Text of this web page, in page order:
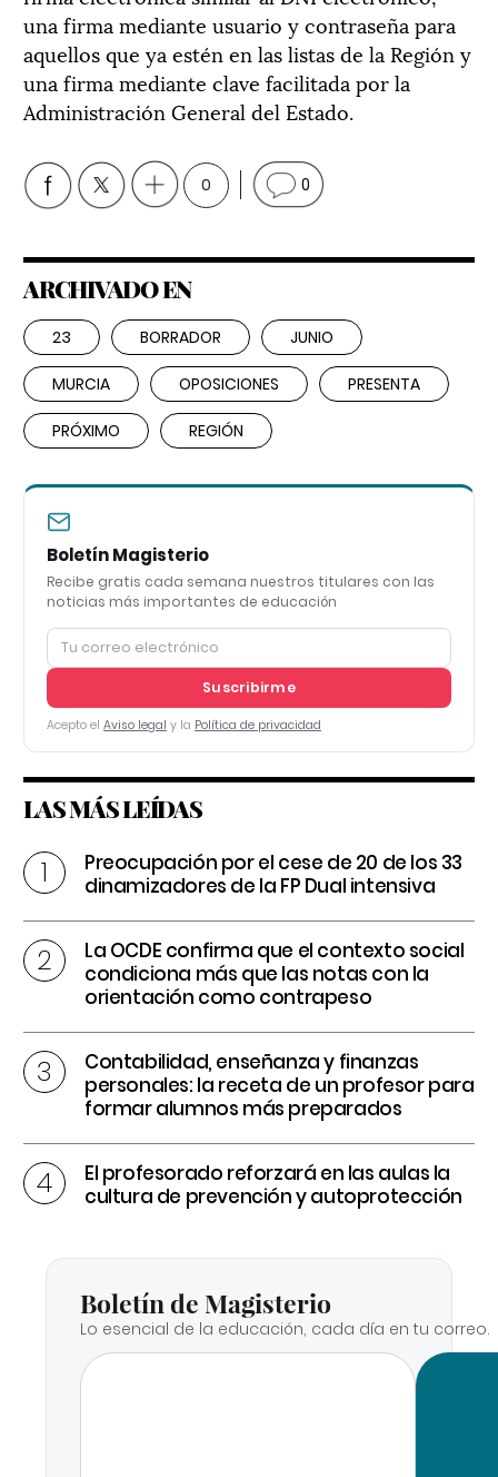
una firma mediante usuario y contraseña para
aquellos que ya estén en las listas de la Región y
una firma mediante clave facilitada por la
Administración General del Estado.
0 0
ARCHIVADO EN
23 BORRADOR JUNIO
MURCIA OPOSICIONES PRESENTA
PRÓXIMO REGIÓN
Boletín Magisterio
Recibe gratis cada semana nuestros titulares con las
noticias más importantes de educación
Suscribirme
Acepto el Aviso legal y la Política de privacidad
LAS MÁS LEÍDAS
Preocupación por el cese de 20 de los 33
dinamizadores de la FP Dual intensiva
La OCDE confirma que el contexto social
condiciona más que las notas con la
orientación como contrapeso
Contabilidad, enseñanza y finanzas
personales: la receta de un profesor para
formar alumnos más preparados
El profesorado reforzará en las aulas la
cultura de prevención y autoprotección
Boletín de Magisterio
Lo esencial de la educación, cada día en tu correo.